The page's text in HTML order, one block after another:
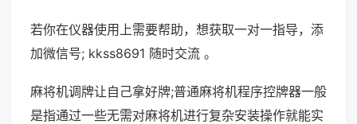
若你在仪器使用上需要帮助，想获取一对一指导，添
加微信号; kkss8691 随时交流 。
麻将机调牌让自己拿好牌;普通麻将机程序控牌器一般
是指通过一些无需对麻将机进行复杂安装操作就能实